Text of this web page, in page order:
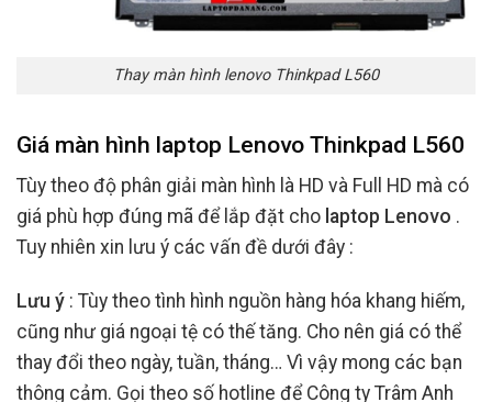
Thay màn hình lenovo Thinkpad L560
Giá màn hình laptop Lenovo Thinkpad L560
Tùy theo độ phân giải màn hình là HD và Full HD mà có
giá phù hợp đúng mã để lắp đặt cho laptop Lenovo .
Tuy nhiên xin lưu ý các vấn đề dưới đây :
Lưu ý : Tùy theo tình hình nguồn hàng hóa khang hiếm,
cũng như giá ngoại tệ có thế tăng. Cho nên giá có thể
thay đổi theo ngày, tuần, tháng… Vì vậy mong các bạn
thông cảm. Gọi theo số hotline để Công ty Trâm Anh